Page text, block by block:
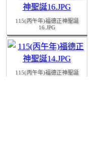
115(丙午年)福德正神聖誕
16.JPG
115(丙午年)福德正神聖誕
14.JPG